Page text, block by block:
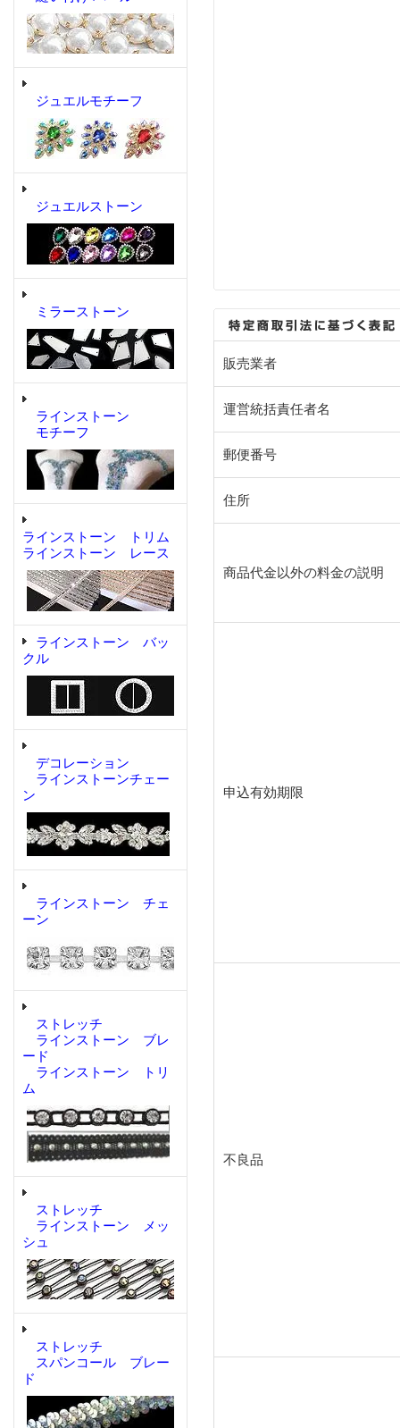
ジュエルモチーフ
ジュエルストーン
ミラーストーン
ラインストーン
モチーフ
ラインストーン トリム
ラインストーン レース
ラインストーン バッ
クル
デコレーション
ラインストーンチェー
ン
ラインストーン チェ
ーン
ストレッチ
ラインストーン ブレ
ード
ラインストーン トリ
ム
ストレッチ
ラインストーン メッ
シュ
ストレッチ
スパンコール ブレー
ド
販売業者
運営統括責任者名
郵便番号
住所
商品代金以外の料金の説明
申込有効期限
不良品